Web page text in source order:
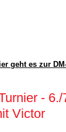
geht es zur
-
Victor